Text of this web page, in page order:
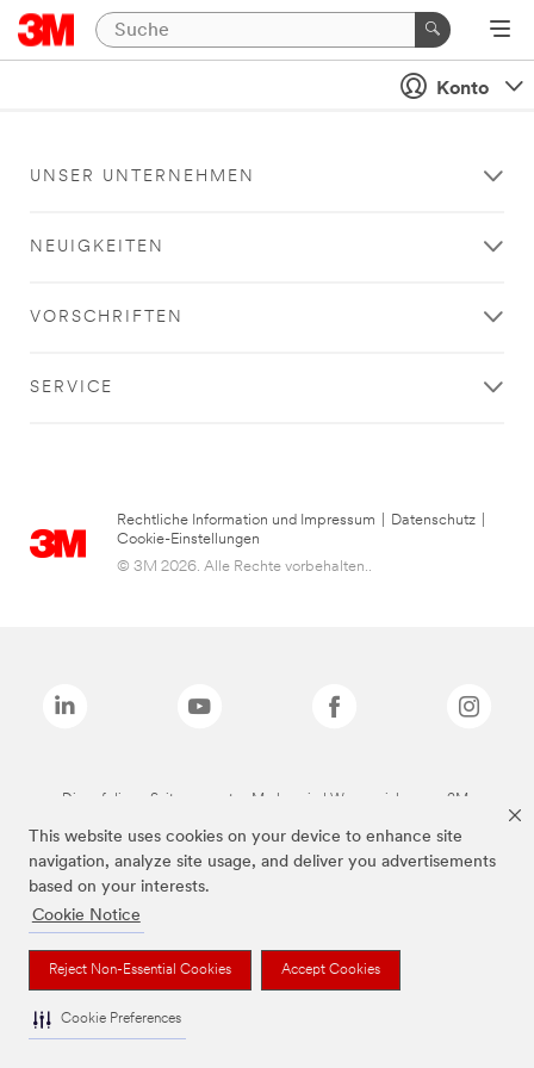
This website uses cookies on your device to enhance site
navigation, analyze site usage, and deliver you advertisements
based on your interests.
Cookie Notice
Reject Non-Essential Cookies Accept Cookies
Cookie Preferences
Konto
UNSER UNTERNEHMEN
NEUIGKEITEN
VORSCHRIFTEN
SERVICE
Rechtliche Information und Impressum Datenschutz
Cookie-Einstellungen
© 3M 2026. Alle Rechte vorbehalten..
Die auf dieser Seite genannten Marken sind Warenzeichen von 3M.